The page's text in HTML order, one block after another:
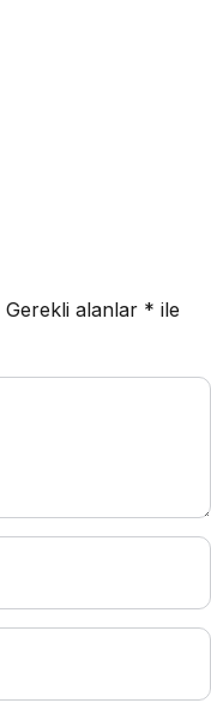
Gerekli alanlar * ile